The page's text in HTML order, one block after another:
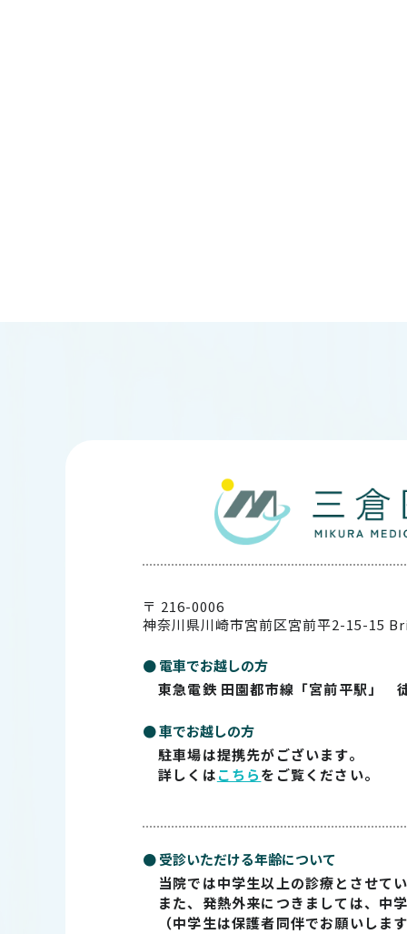
〒 216-0006
神奈川県川崎市宮前区宮前平2-15-15
● 電車でお越しの方
東急電鉄 田園都市線「宮前平駅」
● 車でお越しの方
駐車場は提携先がございます。
詳しくはこちらをご覧ください。
● 受診いただける年齢について
当院では中学生以上の診療とさせて
また、発熱外来につきましては、中
（中学生は保護者同伴でお願いしま